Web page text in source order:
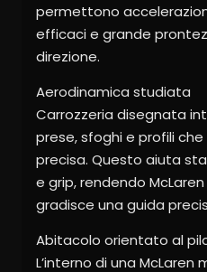
permettono
efficaci e grande
direzione.
Aerodinamica studiata
Carrozzeria disegnata
prese, sfoghi e profili
precisa. Questo aiuta
e grip, rendendo
gradisce una guida
Abitacolo orientato al
L’interno di una